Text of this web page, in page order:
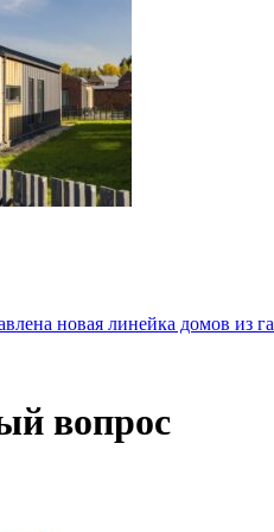
новая линейка домов из
вопрос